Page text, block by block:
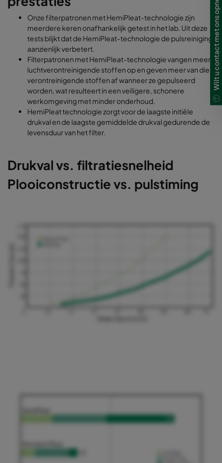
Onze filterpatronen met HemiPleat-technologie zijn
meerdere keren onafhankelijk getest in het lab. Uit deze
tests blijkt dat de HemiPleat-technologie de pulsreiniging
aanzienlijk verbetert.
Filterpatronen met HemiPleat-technologie vangen meer
luchtverontreinigende stoffen op en geven meer van die
verontreinigende stoffen af wanneer ze gepulseerd
worden, wat resulteert in een veiligere, schonere
werkomgeving met minder onderhoud.
HemiPleat technologie zorgt voor de laagste initiële
drukval en de laagste gemiddelde drukval gedurende de
levensduur van het filter.
Drukval vs. filtratiesnelheid
Plooiconstructie vs. pulstiming
Wilt u contact met ons opnemen?